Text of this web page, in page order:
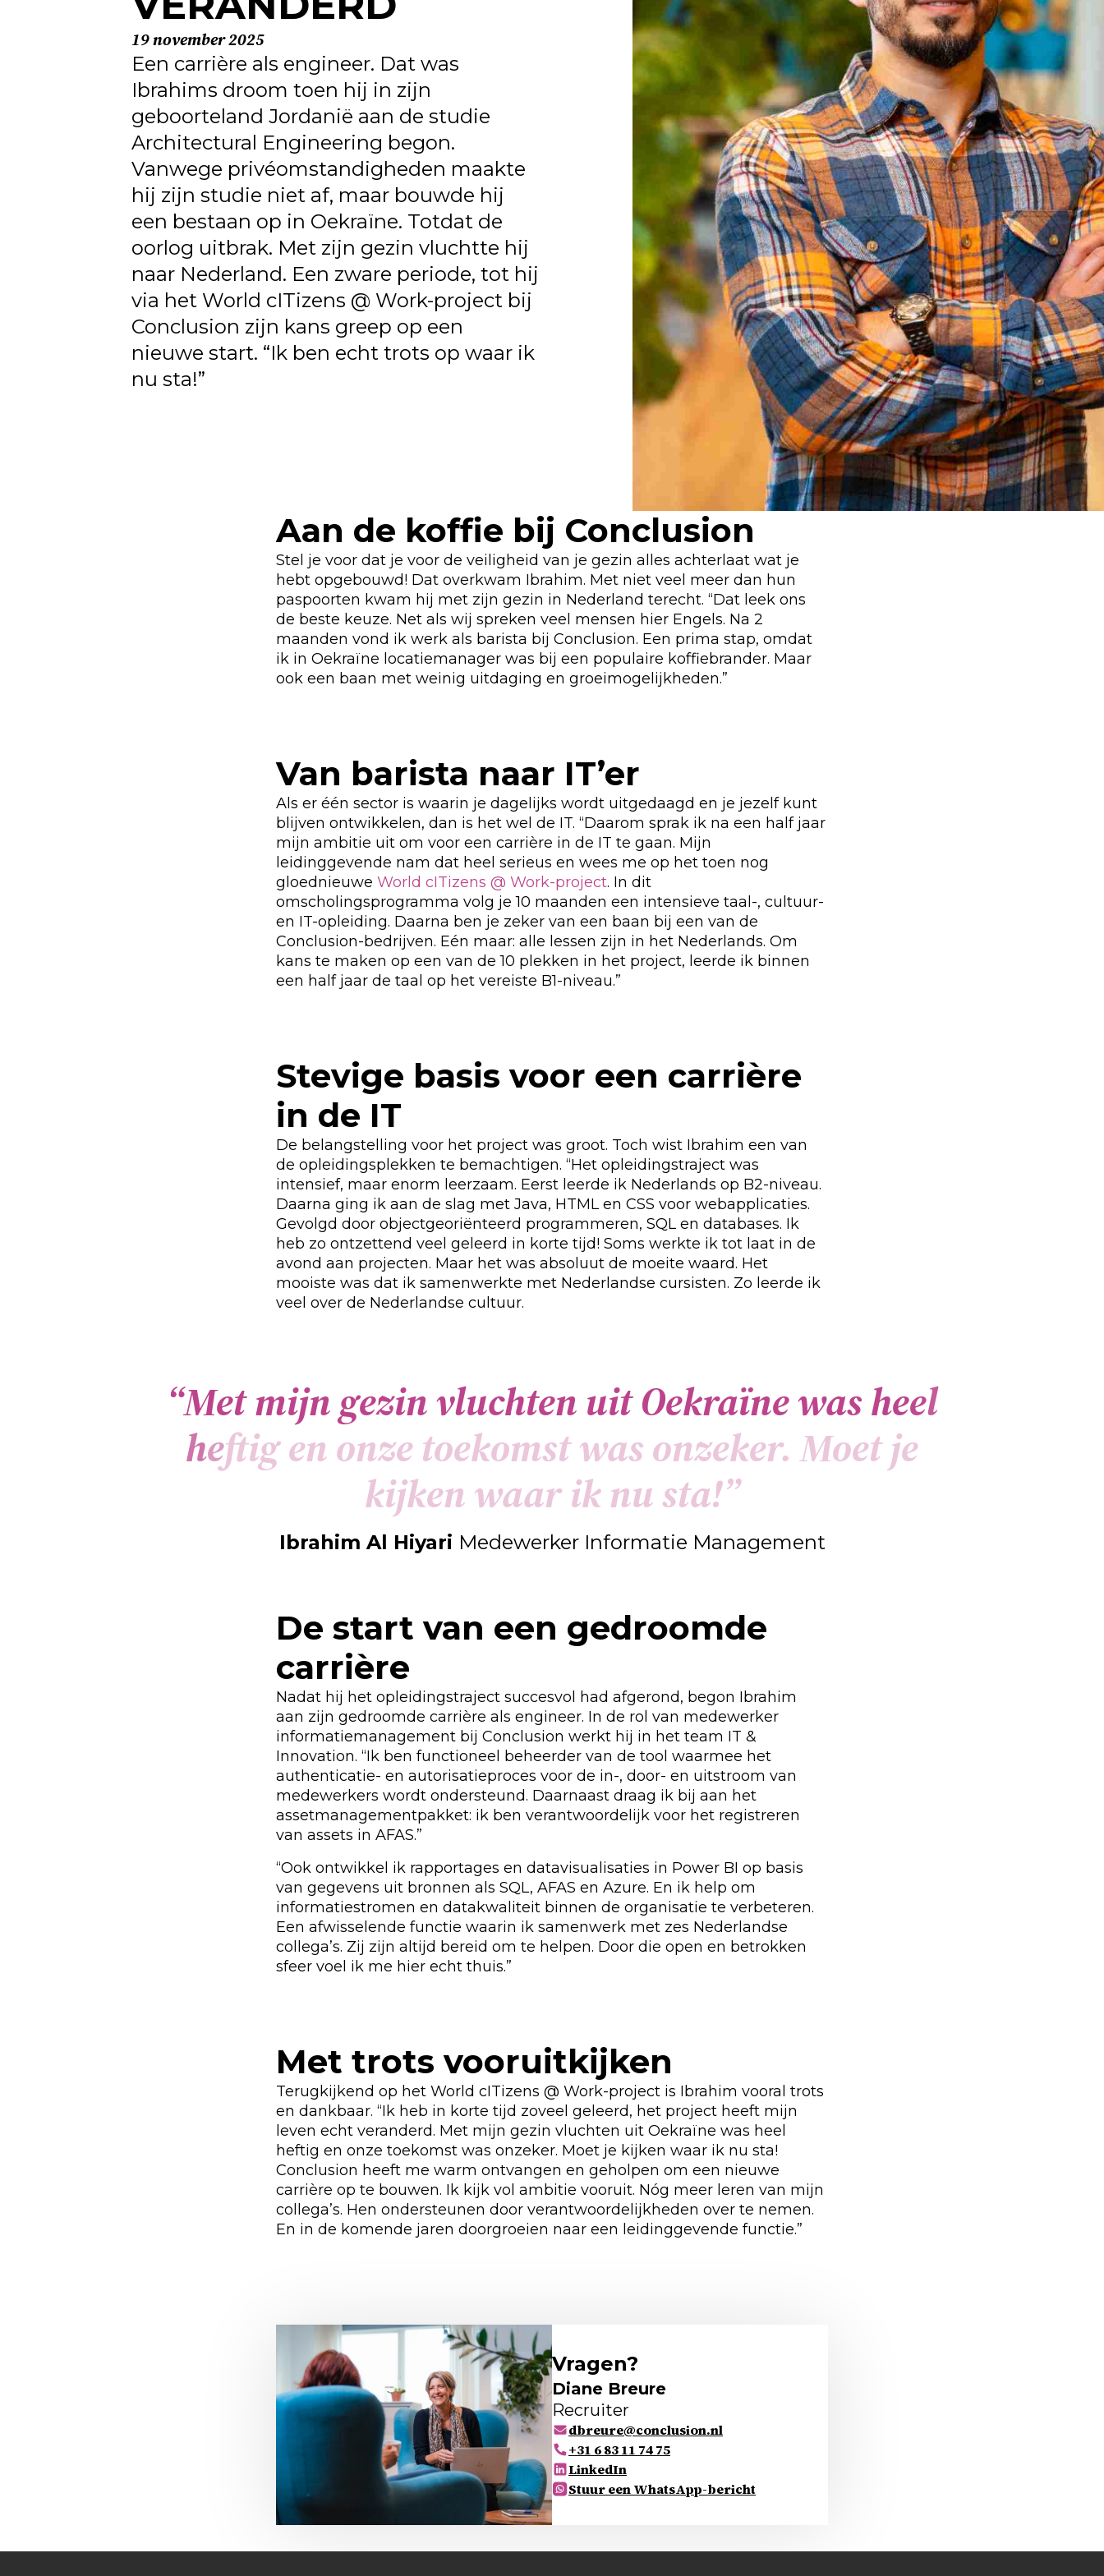
19 november 2025
Een carrière als engineer. Dat was
Ibrahims droom toen hij in zijn
geboorteland Jordanië aan de studie
Architectural Engineering begon.
Vanwege privéomstandigheden maakte
hij zijn studie niet af, maar bouwde hij
een bestaan op in Oekraïne. Totdat de
oorlog uitbrak. Met zijn gezin vluchtte hij
naar Nederland. Een zware periode, tot hij
via het World cITizens @ Work-project bij
Conclusion zijn kans greep op een
nieuwe start. “Ik ben echt trots op waar ik
nu sta!”
Aan de koffie bij Conclusion
Stel je voor dat je voor de veiligheid van je gezin alles achterlaat wat je
hebt opgebouwd! Dat overkwam Ibrahim. Met niet veel meer dan hun
paspoorten kwam hij met zijn gezin in Nederland terecht. “Dat leek ons
de beste keuze. Net als wij spreken veel mensen hier Engels. Na 2
maanden vond ik werk als barista bij Conclusion. Een prima stap, omdat
ik in Oekraïne locatiemanager was bij een populaire koffiebrander. Maar
ook een baan met weinig uitdaging en groeimogelijkheden.”
Van barista naar IT’er
Als er één sector is waarin je dagelijks wordt uitgedaagd en je jezelf kunt
blijven ontwikkelen, dan is het wel de IT. “Daarom sprak ik na een half jaar
mijn ambitie uit om voor een carrière in de IT te gaan. Mijn
leidinggevende nam dat heel serieus en wees me op het toen nog
gloednieuwe World cITizens @ Work-project. In dit
omscholingsprogramma volg je 10 maanden een intensieve taal-, cultuur-
en IT-opleiding. Daarna ben je zeker van een baan bij een van de
Conclusion-bedrijven. Eén maar: alle lessen zijn in het Nederlands. Om
kans te maken op een van de 10 plekken in het project, leerde ik binnen
een half jaar de taal op het vereiste B1-niveau.”
Stevige basis voor een carrière
in de IT
De belangstelling voor het project was groot. Toch wist Ibrahim een van
de opleidingsplekken te bemachtigen. “Het opleidingstraject was
intensief, maar enorm leerzaam. Eerst leerde ik Nederlands op B2-niveau.
Daarna ging ik aan de slag met Java, HTML en CSS voor webapplicaties.
Gevolgd door objectgeoriënteerd programmeren, SQL en databases. Ik
heb zo ontzettend veel geleerd in korte tijd! Soms werkte ik tot laat in de
avond aan projecten. Maar het was absoluut de moeite waard. Het
mooiste was dat ik samenwerkte met Nederlandse cursisten. Zo leerde ik
veel over de Nederlandse cultuur.
“MetmijngezinvluchtenuitOekraïnewasheel
hefigenonzetoekomstwasonzeker. Moetje
kijkenwaariknusta!”
Ibrahim Al Hiyari Medewerker Informatie Management
De start van een gedroomde
carrière
Nadat hij het opleidingstraject succesvol had afgerond, begon Ibrahim
aan zijn gedroomde carrière als engineer. In de rol van medewerker
informatiemanagement bij Conclusion werkt hij in het team IT &
Innovation. “Ik ben functioneel beheerder van de tool waarmee het
authenticatie- en autorisatieproces voor de in-, door- en uitstroom van
medewerkers wordt ondersteund. Daarnaast draag ik bij aan het
assetmanagementpakket: ik ben verantwoordelijk voor het registreren
van assets in AFAS.”
“Ook ontwikkel ik rapportages en datavisualisaties in Power BI op basis
van gegevens uit bronnen als SQL, AFAS en Azure. En ik help om
informatiestromen en datakwaliteit binnen de organisatie te verbeteren.
Een afwisselende functie waarin ik samenwerk met zes Nederlandse
collega’s. Zij zijn altijd bereid om te helpen. Door die open en betrokken
sfeer voel ik me hier echt thuis.”
Met trots vooruitkijken
Terugkijkend op het World cITizens @ Work-project is Ibrahim vooral trots
en dankbaar. “Ik heb in korte tijd zoveel geleerd, het project heeft mijn
leven echt veranderd. Met mijn gezin vluchten uit Oekraïne was heel
heftig en onze toekomst was onzeker. Moet je kijken waar ik nu sta!
Conclusion heeft me warm ontvangen en geholpen om een nieuwe
carrière op te bouwen. Ik kijk vol ambitie vooruit. Nóg meer leren van mijn
collega’s. Hen ondersteunen door verantwoordelijkheden over te nemen.
En in de komende jaren doorgroeien naar een leidinggevende functie.”
Vragen?
Diane Breure
Recruiter
dbreure@conclusion.nl
+31 6 83 11 74 75
LinkedIn
Stuur een WhatsApp-bericht